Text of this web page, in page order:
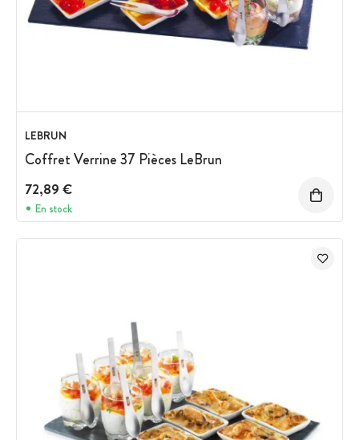
LEBRUN
Coffret Verrine 37 Pièces LeBrun
72,89 €
En stock